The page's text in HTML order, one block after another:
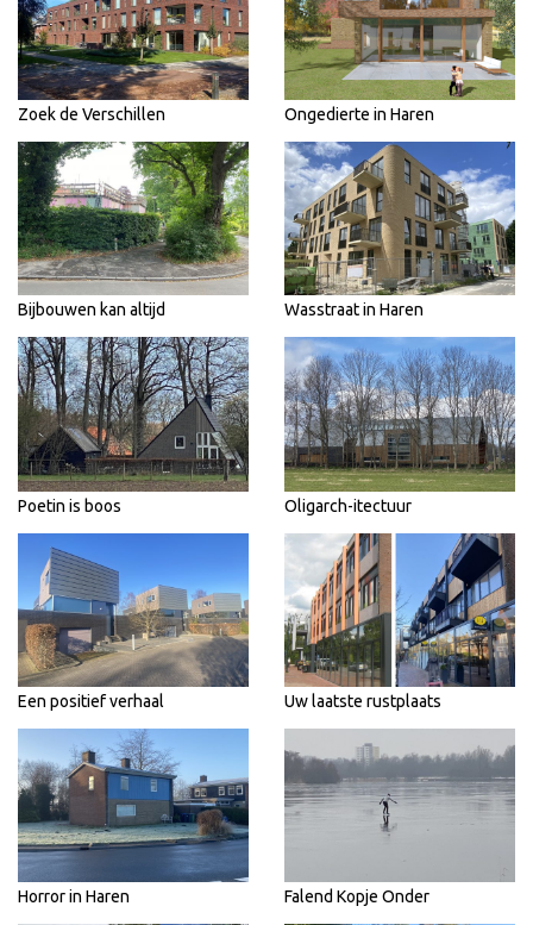
Zoek de Verschillen Ongedierte in Haren
Bijbouwen kan altijd Wasstraat in Haren
Poetin is boos Oligarch-itectuur
Een positief verhaal Uw laatste rustplaats
Horror in Haren Falend Kopje Onder